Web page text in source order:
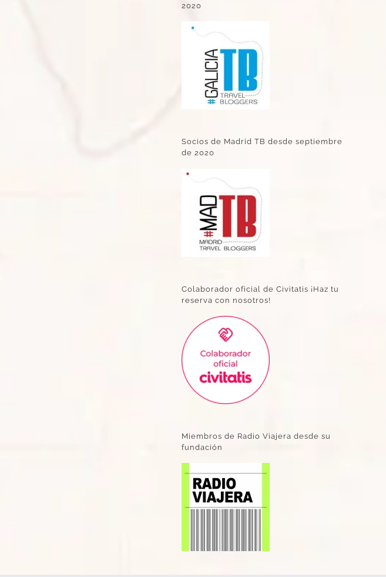
2020
Socios de Madrid TB desde septiembre
de 2020
Colaborador oficial de Civitatis ¡Haz tu
reserva con nosotros!
Miembros de Radio Viajera desde su
fundación